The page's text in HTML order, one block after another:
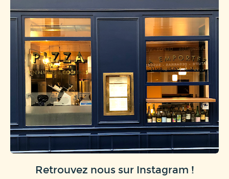
Retrouvez nous sur Instagram !